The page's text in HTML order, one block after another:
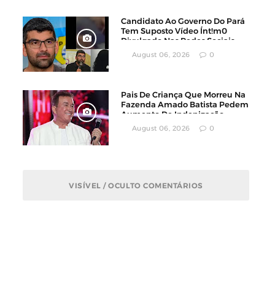
Candidato Ao Governo Do Pará
Tem Suposto Vídeo Ínt!m0
Divulgado Nas Redes Sociais
August 06, 2026 0
Pais De Criança Que Morreu Na
Fazenda Amado Batista Pedem
Aumento De Indenização
August 06, 2026 0
VISÍVEL / OCULTO COMENTÁRIOS